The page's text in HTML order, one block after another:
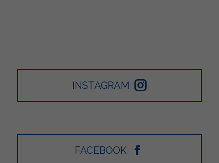
INSTAGRAM
FACEBOOK